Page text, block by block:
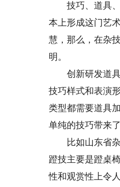
技巧、道具、
本上形成这门艺
慧，那么，在杂
明。
创新研发道具
技巧样式和表演
类型都需要道具
单纯的技巧带来
比如山东省杂
蹬技主要是蹬桌
性和观赏性上令